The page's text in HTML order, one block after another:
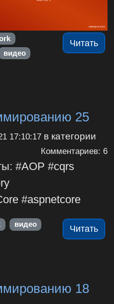
Читать
видео
25
17:10:17в категории
Комментариев: 6
#AOP #cqrs
#aspnetcore
Читать
видео
18